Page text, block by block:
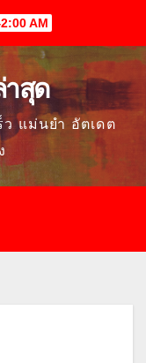
AM
าสุด
ว แม่นยำ อัตเดต